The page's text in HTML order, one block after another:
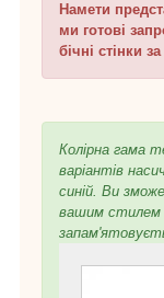
Намети
ми готові
бічні стінки
Колірна гама
варіантів
синій. Ви
вашим стилем